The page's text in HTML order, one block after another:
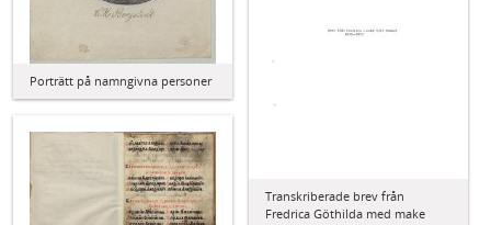
Porträtt på namngivna personer
Transkriberade brev från
Fredrica Göthilda med make